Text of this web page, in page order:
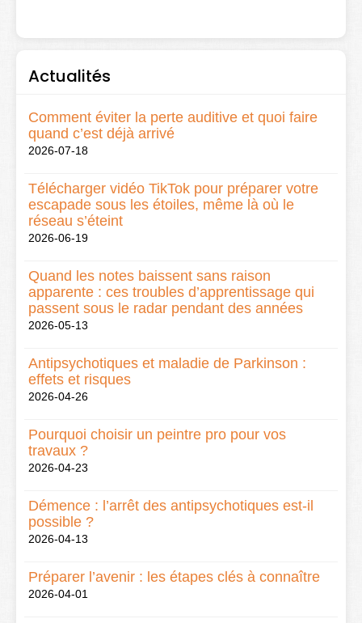
Actualités
Comment éviter la perte auditive et quoi faire
quand c’est déjà arrivé
2026-07-18
Télécharger vidéo TikTok pour préparer votre
escapade sous les étoiles, même là où le
réseau s’éteint
2026-06-19
Quand les notes baissent sans raison
apparente : ces troubles d’apprentissage qui
passent sous le radar pendant des années
2026-05-13
Antipsychotiques et maladie de Parkinson :
effets et risques
2026-04-26
Pourquoi choisir un peintre pro pour vos
travaux ?
2026-04-23
Démence : l’arrêt des antipsychotiques est-il
possible ?
2026-04-13
Préparer l’avenir : les étapes clés à connaître
2026-04-01